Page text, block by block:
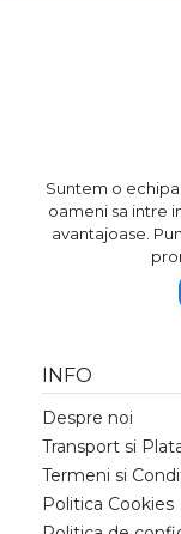
Suntem o
oameni sa intre
avantajoase.
INFO
Despre noi
Transport si
Termeni si
Politica Cookies